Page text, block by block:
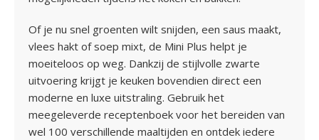
Of je nu snel groenten wilt snijden, een saus maakt,
vlees hakt of soep mixt, de Mini Plus helpt je
moeiteloos op weg. Dankzij de stijlvolle zwarte
uitvoering krijgt je keuken bovendien direct een
moderne en luxe uitstraling. Gebruik het
meegeleverde receptenboek voor het bereiden van
wel 100 verschillende maaltijden en ontdek iedere